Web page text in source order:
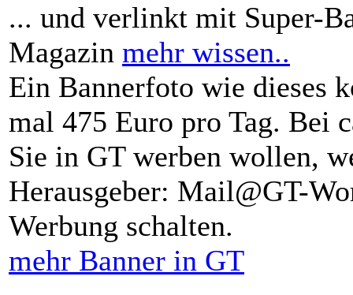
... und verlinkt mit Super-
Magazin mehr wissen..
Ein Bannerfoto wie dieses
mal 475 Euro pro Tag. Bei
Sie in GT werben wollen,
Herausgeber: Mail@GT-
Werbung schalten.
mehr Banner in GT